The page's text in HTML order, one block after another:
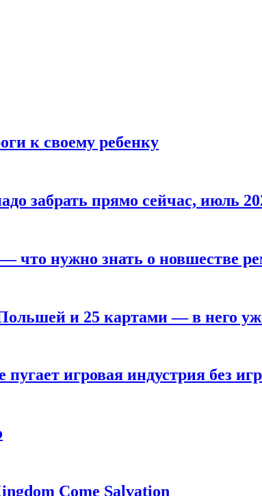
к своему ребенку
забрать прямо сейчас, июль
что нужно знать о новшестве
и 25 картами — в него
игровая индустрия без
Come Salvation